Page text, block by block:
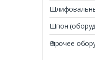
Шпон
Ѳ прочее